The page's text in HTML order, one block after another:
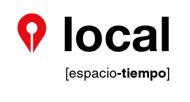
[espacio-tiempo]